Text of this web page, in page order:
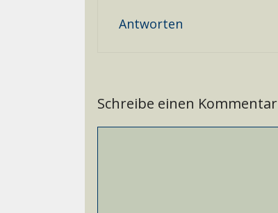
Antworten
Schreibe einen Kommentar
Kommentar